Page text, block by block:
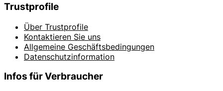
Trustprofile
Über Trustprofile
Kontaktieren Sie uns
Allgemeine Geschäftsbedingungen
Datenschutzinformation
Infos für Verbraucher